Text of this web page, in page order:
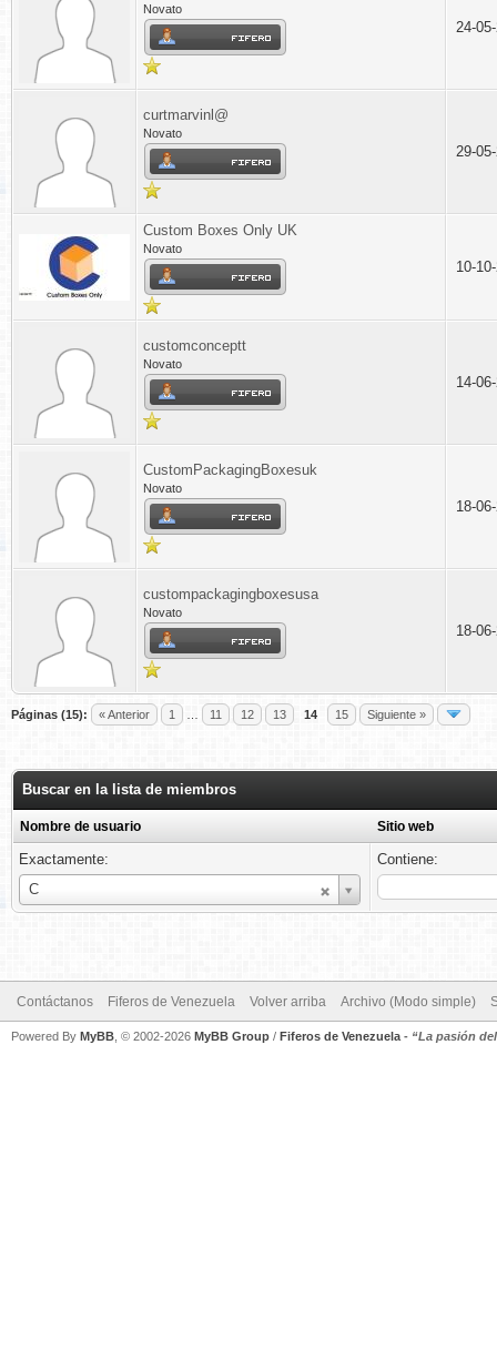
Novato
24-
curtmarvinl@
Novato
29-
Custom Boxes Only UK
Novato
10-
customconceptt
Novato
14-
CustomPackagingBoxesuk
Novato
18-
custompackagingboxesusa
Novato
18-
Páginas (15): « Anterior 1 11 12 13 14 15 Siguiente »
Buscar en la lista de miembros
Nombre de usuario Sitio web
Exactamente:
C
Nombre
de
Contiene:
Contáctanos Fiferos de Venezuela Volver arriba Archivo (Modo simple)
Powered By MyBB , © 2002-2026 MyBB Group / Fiferos de Venezuela - “La pasión